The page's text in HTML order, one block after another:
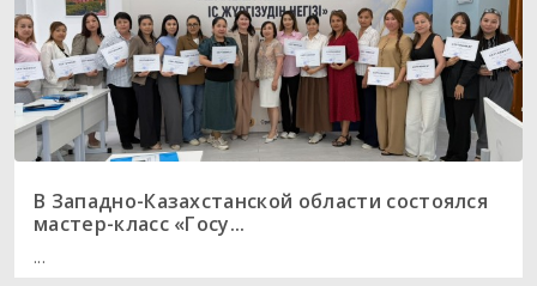
В Западно-Казахстанской области состоялся
мастер-класс «Госу...
...